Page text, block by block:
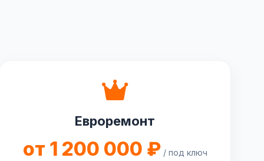
Евроремонт
от 1 200 000 ₽ / под ключ